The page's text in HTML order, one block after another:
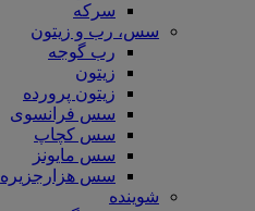
سرکه
سس، رب و زیتون
رب گوجه
زیتون
زیتون پرورده
سس فرانسوی
سس کچاپ
سس مایونز
سس هزارجزیره
شوینده